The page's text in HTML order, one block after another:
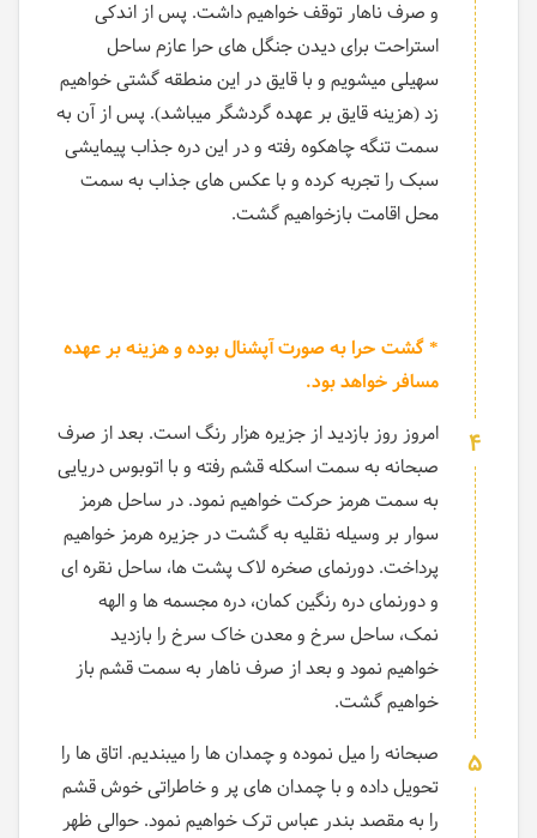
و صرف ناهار توقف خواهیم داشت. پس از اندکی
استراحت برای دیدن جنگل های حرا عازم ساحل
سهیلی میشویم و با قایق در این منطقه گشتی خواهیم
زد (هزینه قایق بر عهده گردشگر میباشد). پس از آن به
سمت تنگه چاهکوه رفته و در این دره جذاب پیمایشی
سبک را تجربه کرده و با عکس های جذاب به سمت
محل اقامت بازخواهیم گشت.
* گشت حرا به صورت آپشنال بوده و هزینه بر عهده
مسافر خواهد بود.
4
امروز روز بازدید از جزیره هزار رنگ است. بعد از صرف
صبحانه به سمت اسکله قشم رفته و با اتوبوس دریایی
به سمت هرمز حرکت خواهیم نمود. در ساحل هرمز
سوار بر وسیله نقلیه به گشت در جزیره هرمز خواهیم
پرداخت. دورنمای صخره لاک پشت ها، ساحل نقره ای
و دورنمای دره رنگین کمان، دره مجسمه ها و الهه
نمک، ساحل سرخ و معدن خاک سرخ را بازدید
خواهیم نمود و بعد از صرف ناهار به سمت قشم باز
خواهیم گشت.
5
صبحانه را میل نموده و چمدان ها را میبندیم. اتاق ها را
تحویل داده و با چمدان های پر و خاطراتی خوش قشم
را به مقصد بندر عباس ترک خواهیم نمود. حوالی ظهر